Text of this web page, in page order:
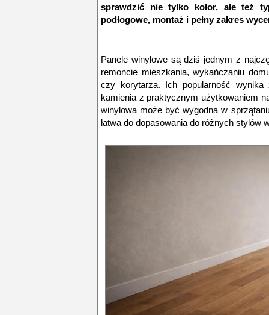
sprawdzić nie tylko kolor, ale też
podłogowe, montaż i pełny zakres
Panele winylowe są dziś jednym z
remoncie mieszkania, wykańczaniu
czy korytarza. Ich popularność wynika
kamienia z praktycznym użytkowaniem
winylowa może być wygodna w
łatwa do dopasowania do różnych stylów